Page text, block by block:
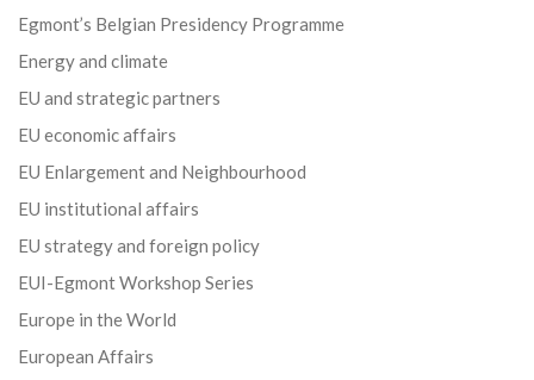
Egmont’s Belgian Presidency Programme
Energy and climate
EU and strategic partners
EU economic affairs
EU Enlargement and Neighbourhood
EU institutional affairs
EU strategy and foreign policy
EUI-Egmont Workshop Series
Europe in the World
European Affairs